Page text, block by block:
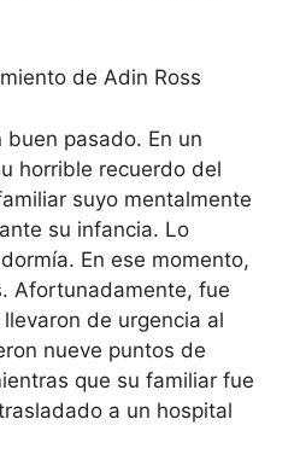
de Adin Ross
pasado. En un
horrible recuerdo del
suyo mentalmente
su infancia. Lo
En ese momento,
Afortunadamente, fue
de urgencia al
nueve puntos de
que su familiar fue
a un hospital